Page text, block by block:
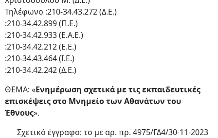
Τηλέφωνο :210-34.43.272 (Δ.Ε.)
:210-34.42.899 (Π.Ε.)
:210-34.42.933 (Ε.Α.Ε.)
:210-34.42.212 (Ε.Ε.)
:210-34.43.464 (Ι.Ε.)
:210-34.42.242 (Δ.Ε.)
ΘΕΜΑ: «Ενημέρωση σχετικά με τις εκπαιδευτικές
επισκέψεις στο Μνημείο των Αθανάτων του
Έθνους».
Σχετικό έγγραφο: το με αρ. πρ. 4975/ΓΔ4/30-11-2023